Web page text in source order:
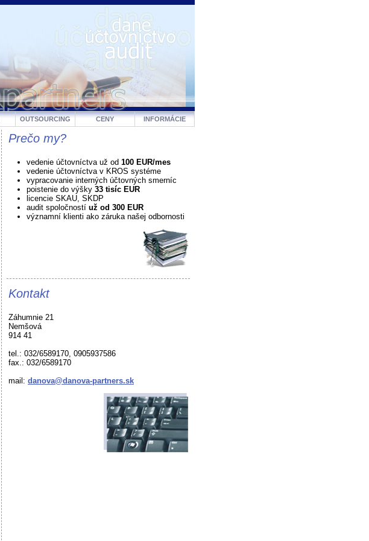
OUTSOURCING CENY INFORMÁCIE
Prečo my?
vedenie účtovníctva už od 100 EUR/mes
vedenie účtovníctva v KROS systéme
vypracovanie interných účtovných smerníc
poistenie do výšky 33 tisíc EUR
licencie SKAU, SKDP
audit spoločností už od 300 EUR
významní klienti ako záruka našej odbornosti
Kontakt
Záhumnie 21
Nemšová
914 41
tel.: 032/6589170, 0905937586
fax.: 032/6589170
mail: danova@danova-partners.sk